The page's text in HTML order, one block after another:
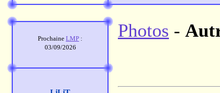
Photos -
Prochaine LMP :
03/09/2026